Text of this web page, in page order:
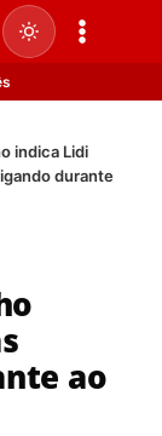
indica Lidi
durante
ao